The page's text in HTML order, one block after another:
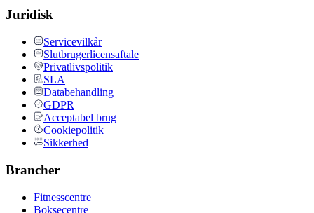
Juridisk
Servicevilkår
Slutbrugerlicensaftale
Privatlivspolitik
SLA
Databehandling
GDPR
Acceptabel brug
Cookiepolitik
Sikkerhed
Brancher
Fitnesscentre
Boksecentre